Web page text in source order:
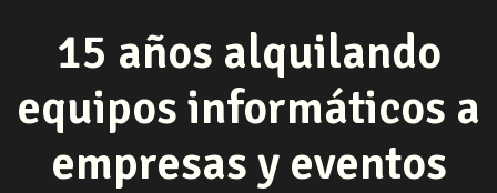
15 años alquilando
equipos informáticos a
empresas y eventos